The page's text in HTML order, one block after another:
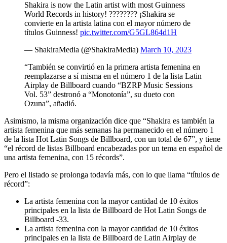
Shakira is now the Latin artist with most Guinness
World Records in history! ???????? ¡Shakira se
convierte en la artista latina con el mayor número de
títulos Guinness! pic.twitter.com/G5GL864d1H
— ShakiraMedia (@ShakiraMedia) March 10, 2023
“También se convirtió en la primera artista femenina en
reemplazarse a sí misma en el número 1 de la lista Latin
Airplay de Billboard cuando “BZRP Music Sessions
Vol. 53” destronó a “Monotonía”, su dueto con
Ozuna”, añadió.
Asimismo, la misma organización dice que “Shakira es también la
artista femenina que más semanas ha permanecido en el número 1
de la lista Hot Latin Songs de Billboard, con un total de 67”, y tiene
“el récord de listas Billboard encabezadas por un tema en español de
una artista femenina, con 15 récords”.
Pero el listado se prolonga todavía más, con lo que llama “títulos de
récord”:
La artista femenina con la mayor cantidad de 10 éxitos
principales en la lista de Billboard de Hot Latin Songs de
Billboard -33.
La artista femenina con la mayor cantidad de 10 éxitos
principales en la lista de Billboard de Latin Airplay de